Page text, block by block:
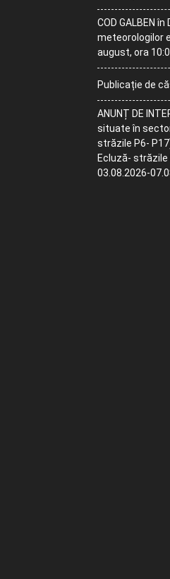
COD GALBEN
meteorologilor
august, ora
Publicație de
ANUNȚ DE
situate în
străzile P6-
Ecluză- străzile
03.08.2026-